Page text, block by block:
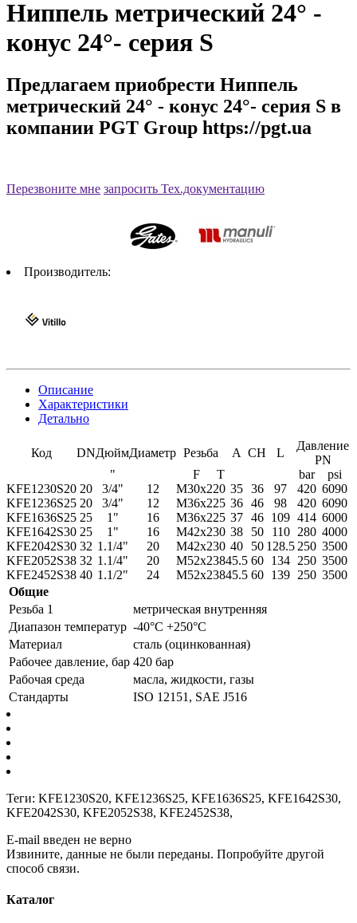
Ниппель метрический 24° -
конус 24°- серия S
Предлагаем приобрести Ниппель
метрический 24° - конус 24°- серия S в
компании PGT Group https://pgt.ua
Перезвоните мне запросить Тех.документацию
Производитель:
Описание
Характеристики
Детально
Код DNДюймДиаметр Резьба A CH L
Давление
PN
"
F T bar
psi
KFE1230S20 20 3/4" 12 M30x220 35 36 97 420 6090
KFE1236S25 20 3/4" 12 M36x225 36 46 98 420 6090
KFE1636S25 25 1" 16 M36x225 37 46 109 414 6000
KFE1642S30 25 1" 16 M42x230 38 50 110 280 4000
KFE2042S30 32 1.1/4" 20 M42x230 40 50 128.5 250 3500
KFE2052S38 32 1.1/4" 20 M52x23845.5 60 134 250 3500
KFE2452S38 40 1.1/2" 24 M52x23845.5 60 139 250 3500
Общие
Резьба 1
метрическая внутренняя
Диапазон температур -40°C +250°C
Материал
сталь (оцинкованная)
Рабочее давление, бар 420 бар
Рабочая среда
масла, жидкости, газы
Стандарты
ISO 12151, SAE J516
Теги: KFE1230S20, KFE1236S25, KFE1636S25, KFE1642S30,
KFE2042S30, KFE2052S38, KFE2452S38,
E-mail введен не верно
Извините, данные не были переданы. Попробуйте другой
способ связи.
Каталог